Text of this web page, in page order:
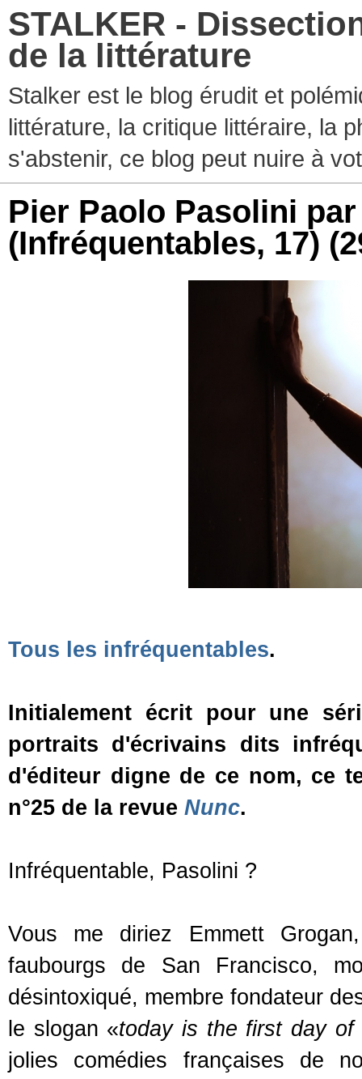
STALKER -
de la littérature
Stalker est le blog érudit et
littérature, la critique littéraire, la
s'abstenir, ce blog peut nuire à
Pier Paolo Pasolini
(Infréquentables, 17)
Tous les infréquentables.
Initialement écrit pour une
portraits d'écrivains dits
d'éditeur digne de ce nom, ce
n°25 de la revue Nunc.
Infréquentable, Pasolini ?
Vous me diriez Emmett
faubourgs de San Francisco,
désintoxiqué, membre fondateur
le slogan «today is the first day
jolies comédies françaises de